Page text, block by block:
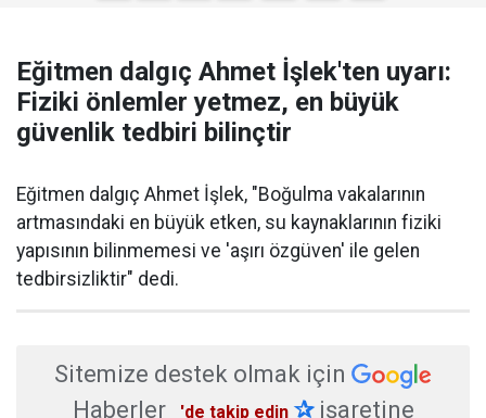
Eğitmen dalgıç Ahmet İşlek'ten uyarı:
Fiziki önlemler yetmez, en büyük
güvenlik tedbiri bilinçtir
Eğitmen dalgıç Ahmet İşlek, "Boğulma vakalarının
artmasındaki en büyük etken, su kaynaklarının fiziki
yapısının bilinmemesi ve 'aşırı özgüven' ile gelen
tedbirsizliktir" dedi.
Sitemize destek olmak için
Haberler
'de takip edin ✰işaretine